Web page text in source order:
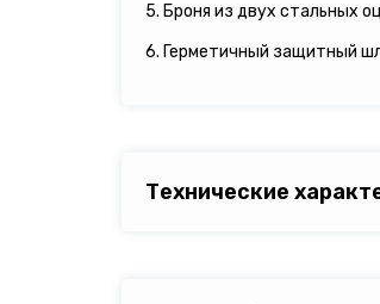
5. Броня из двух стальных
6. Герметичный защитный
Технические